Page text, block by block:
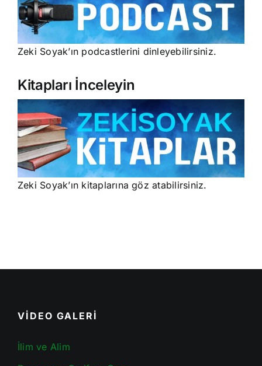
Zeki Soyak’ın podcastlerini dinleyebilirsiniz.
Kitapları İnceleyin
Zeki Soyak’ın kitaplarına göz atabilirsiniz.
VİDEO GALERİ
İlim ve Alim